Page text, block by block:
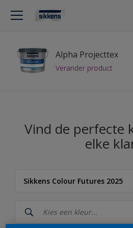
Alpha Projecttex
Verander product
Vind de perfecte
elke
Sikkens Colour Futures 2025
Sikkens